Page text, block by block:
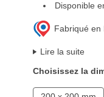
Disponible
Fabriqué en
Lire la suite
Choisissez la